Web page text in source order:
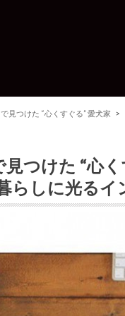
見つけた “心くすぐる” 愛犬家
見つけた “心
らしに光る